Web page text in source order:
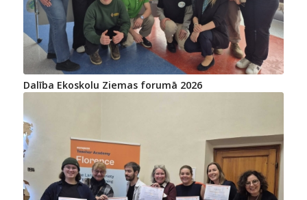
Dalība Ekoskolu Ziemas forumā 2026